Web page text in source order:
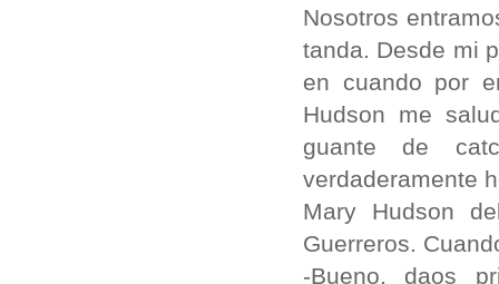
Nosotros
tanda. Desde mi
en cuando por
Hudson me
guante de
verdaderamente
Mary Hudson
Guerreros.
-Bueno, daos